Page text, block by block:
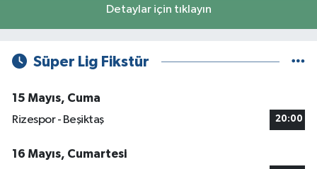
Detaylar için tıklayın
Süper Lig Fikstür
15 Mayıs, Cuma
Rizespor - Beşiktaş
20:00
16 Mayıs, Cumartesi